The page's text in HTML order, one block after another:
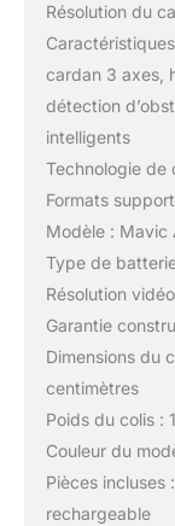
Résolution du
cardan 3 axes,
détection
intelligents
Technologie de
Formats
Modèle : Mavic
Type de
Résolution
Garantie
Dimensions du
centimètres
Poids du colis :
Couleur du
Pièces
rechargeable